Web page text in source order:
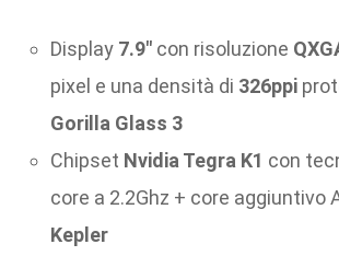
Display 7.9″ con risoluzione
pixel e una densità di 326ppi
Gorilla Glass 3
Chipset Nvidia Tegra K1 con
core a 2.2Ghz + core aggiuntivo
Kepler